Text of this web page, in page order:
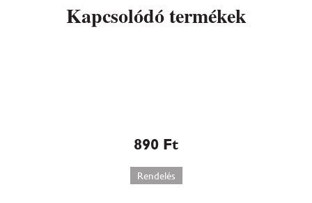
Kapcsolódó termékek
890 Ft
Rendelés